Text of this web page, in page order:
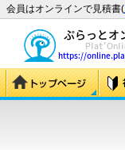
会員はオンラインで見積書(